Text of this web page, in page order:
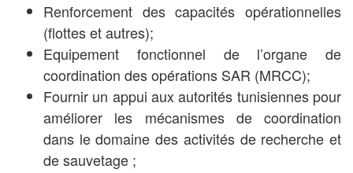
Renforcement des capacités opérationnelles
(flottes et autres);
Equipement fonctionnel de l’organe de
coordination des opérations SAR (MRCC);
Fournir un appui aux autorités tunisiennes pour
améliorer les mécanismes de coordination
dans le domaine des activités de recherche et
de sauvetage ;